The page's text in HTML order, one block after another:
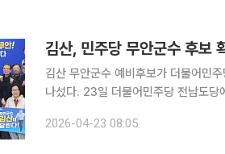
김산, 민주당 무안군수 후보
김산 무안군수 예비후보가 더불어민
나섰다. 23일 더불어민주당 전남도당에 따르면 결선투표는 21일부터 22일까지 이틀간 진행됐다.
2026-04-23 08:05